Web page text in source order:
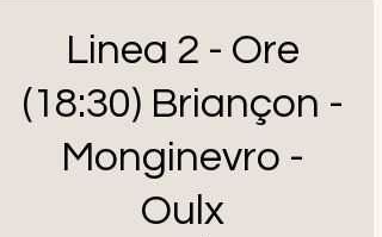
Linea 2 - Ore
(18:30) Briançon -
Monginevro -
Oulx